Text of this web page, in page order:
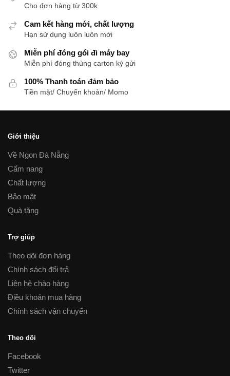
Cho đơn hàng từ 300k
Cam kết hàng mới, chất lượng
Hạn sử dụng luôn luôn mới
Miễn phí đóng gói đi máy bay
Miễn phí đóng thùng carton ký gửi
100% Thanh toán đảm bảo
Tiền mặt/ Chuyển khoản/ Momo
Giới thiệu
Về Ngon Đà Nẵng
Cẩm nang
Chất lượng
Bảo mật
Quà tặng
Trợ giúp
Theo dõi đơn hàng
Chính sách đổi trả
Liên hệ chào hàng
Điều khoản mua hàng
Chính sách vận chuyển
Theo dõi
Facebook
Twitter